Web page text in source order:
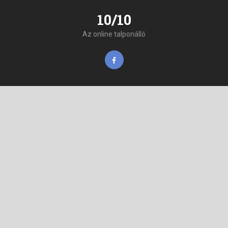
10/10
Az online talponálló